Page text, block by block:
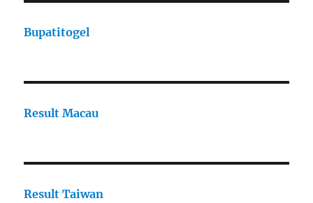
Bupatitogel
Result Macau
Result Taiwan